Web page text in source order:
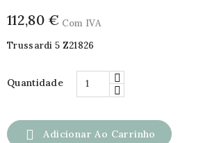
112,80 € Com IVA
Trussardi 5 Z21826
Quantidade
 Adicionar Ao Carrinho